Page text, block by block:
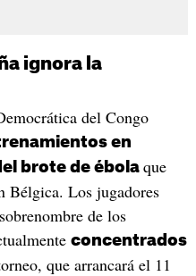
ignora la
del Congo
en
brote de ébola que
Bélgica. Los jugadores
de los
concentrados
que arrancará el 11